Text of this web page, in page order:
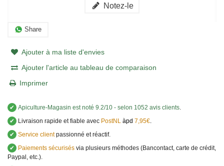
Notez-le
Share
Ajouter à ma liste d'envies
Ajouter l'article au tableau de comparaison
Imprimer
✔ Apiculture-Magasin est noté 9.2/10 - selon 1052 avis clients
✔
Livraison rapide et fiable avec PostNL àpd 7,95€
✔ Service clientpassionné et réactif.
✔
Paiements sécurisés via plusieurs méthodes (Bancontact, carte de crédit,
Paypal, etc.).